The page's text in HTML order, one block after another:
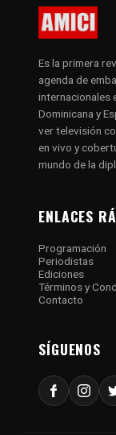
Es la primera
agenda de
internacionales
Dominicana y
ver televisión
en vivo y
mundo de la
ENLACES
Programación
Periodistas
Ediciones
Términos y
Contacto
SÍGUENOS